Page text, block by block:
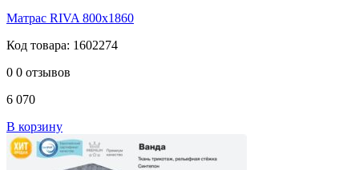
Матрас RIVA 800х1860
Код товара: 1602274
0 0 отзывов
6 070
В корзину